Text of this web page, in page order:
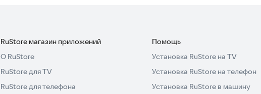
RuStore магазин приложений
О RuStore
RuStore для TV
RuStore для телефона
Помощь
Установка RuStore на TV
Установка RuStore на телефон
Установка RuStore в машину